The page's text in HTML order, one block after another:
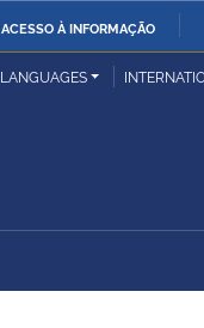
ACESSO À INFORMAÇÃO
das Relações
LANGUAGES